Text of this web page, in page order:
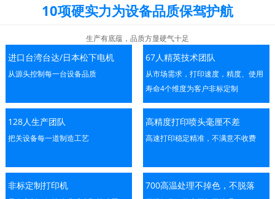
10项硬实力为设备品质保驾护航
生产有底蕴，品质方显硬气十足
进口台湾台达/日本松下电机
从源头控制每一台设备品质
67人精英技术团队
从市场需求，打印速度，精度、使用
寿命4个维度为客户非标定制
128人生产团队
把关设备每一道制造工艺
高精度打印喷头毫厘不差
高速打印稳定精准，不满意不收费
非标定制打印机 700高温处理不掉色，不脱落